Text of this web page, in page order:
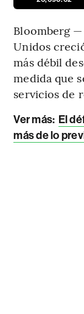
Bloomberg —
Unidos
más débil
medida que
servicios de
Ver más: El
más de lo